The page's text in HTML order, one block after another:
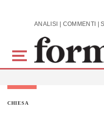
Skip to main content
CHIESA